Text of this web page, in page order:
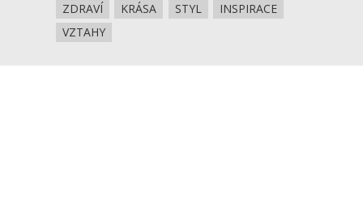
ZDRAVÍ KRÁSA STYL
INSPIRACE
VZTAHY